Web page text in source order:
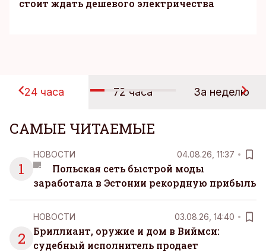
стоит ждать дешевого электричества
24 часа 72 часа За неделю
САМЫЕ ЧИТАЕМЫЕ
1
НОВОСТИ 04.08.26, 11:37
Польская сеть быстрой моды
заработала в Эстонии рекордную прибыль
2
НОВОСТИ 03.08.26, 14:40
Бриллиант, оружие и дом в Виймси:
судебный исполнитель продает